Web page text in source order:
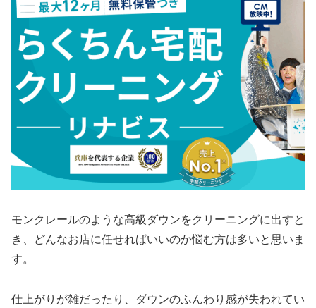
モンクレールのような高級ダウンをクリーニングに出すと
き、どんなお店に任せればいいのか悩む方は多いと思いま
す。
仕上がりが雑だったり、ダウンのふんわり感が失われてい